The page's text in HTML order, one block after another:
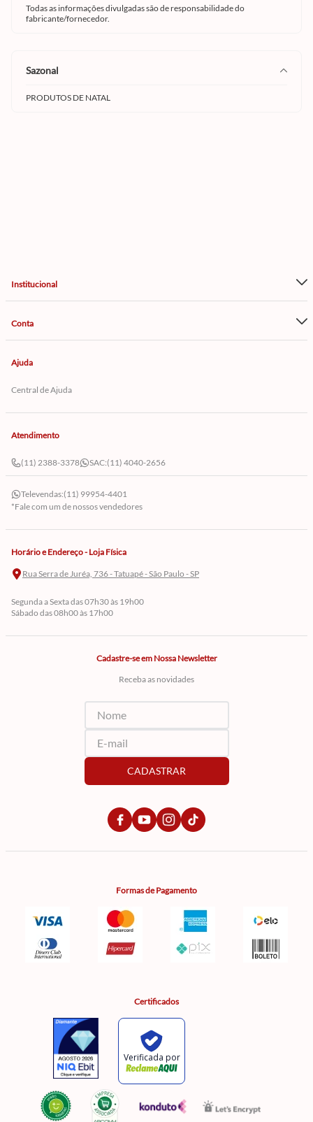
Todas as informações divulgadas são de responsabilidade do
fabricante/fornecedor.
sazonal
PRODUTOS DE NATAL
Institucional
Conta
Ajuda
Central de Ajuda
Atendimento
(11) 2388-3378 SAC:(11) 4040-2656
Televendas:(11) 99954-4401
*Fale com um de nossos vendedores
Horário e Endereço - Loja Física
Rua Serra de Juréa, 736 - Tatuapé - São Paulo - SP
Segunda a Sexta das 07h30 às 19h00
Sábado das 08h00 às 17h00
Cadastre-se em Nossa Newsletter
Receba as novidades
CADASTRAR
Formas de Pagamento
Certificados